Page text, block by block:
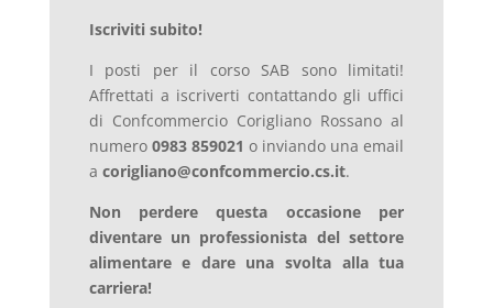
Iscriviti subito!
I posti per il corso SAB sono limitati!
Affrettati a iscriverti contattando gli uffici
di Confcommercio Corigliano Rossano al
numero 0983 859021 o inviando una email
a corigliano@confcommercio.cs.it.
Non perdere questa occasione per
diventare un professionista del settore
alimentare e dare una svolta alla tua
carriera!